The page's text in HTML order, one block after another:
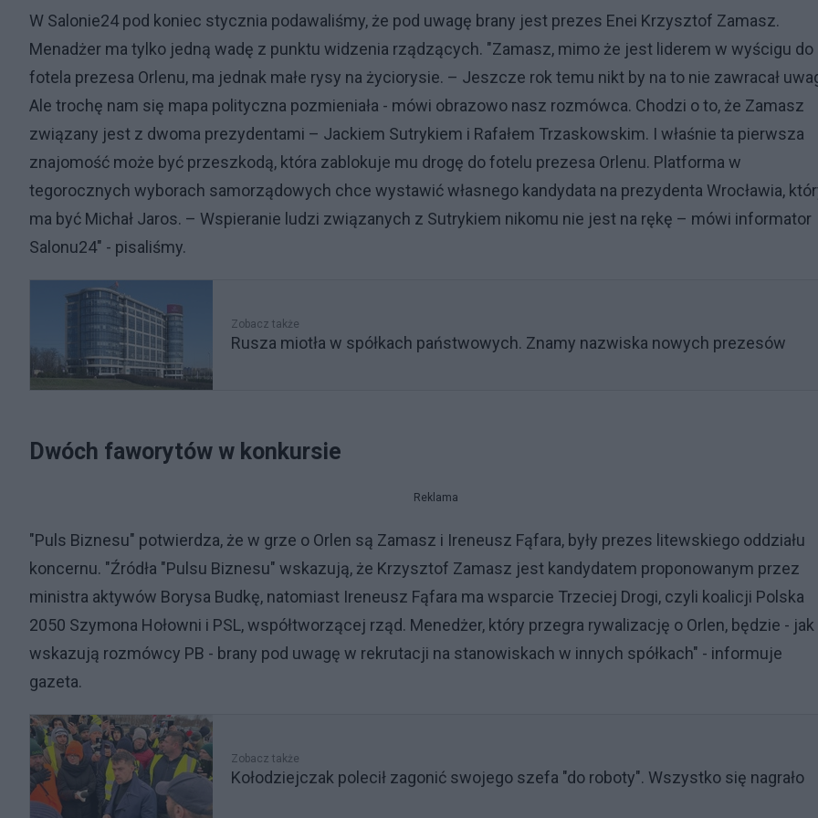
W Salonie24 pod koniec stycznia podawaliśmy, że pod uwagę brany jest prezes Enei Krzysztof Zamasz.
Menadżer ma tylko jedną wadę z punktu widzenia rządzących. "Zamasz, mimo że jest liderem w wyścigu do
fotela prezesa Orlenu, ma jednak małe rysy na życiorysie. – Jeszcze rok temu nikt by na to nie zawracał
Ale trochę nam się mapa polityczna pozmieniała - mówi obrazowo nasz rozmówca. Chodzi o to, że Zamasz
związany jest z dwoma prezydentami – Jackiem Sutrykiem i Rafałem Trzaskowskim. I właśnie ta pierwsza
znajomość może być przeszkodą, która zablokuje mu drogę do fotelu prezesa Orlenu. Platforma w
tegorocznych wyborach samorządowych chce wystawić własnego kandydata na prezydenta Wrocławia,
ma być Michał Jaros. – Wspieranie ludzi związanych z Sutrykiem nikomu nie jest na rękę – mówi informator
Salonu24" - pisaliśmy.
Zobacz także
Rusza miotła w spółkach państwowych. Znamy nazwiska nowych prezesów
Dwóch faworytów w konkursie
Reklama
"Puls Biznesu" potwierdza, że w grze o Orlen są Zamasz i Ireneusz Fąfara, były prezes litewskiego oddziału
koncernu. "Źródła "Pulsu Biznesu" wskazują, że Krzysztof Zamasz jest kandydatem proponowanym przez
ministra aktywów Borysa Budkę, natomiast Ireneusz Fąfara ma wsparcie Trzeciej Drogi, czyli koalicji Polska
2050 Szymona Hołowni i PSL, współtworzącej rząd. Menedżer, który przegra rywalizację o Orlen, będzie - jak
wskazują rozmówcy PB - brany pod uwagę w rekrutacji na stanowiskach w innych spółkach" - informuje
gazeta.
Zobacz także
Kołodziejczak polecił zagonić swojego szefa "do roboty". Wszystko się nagrało